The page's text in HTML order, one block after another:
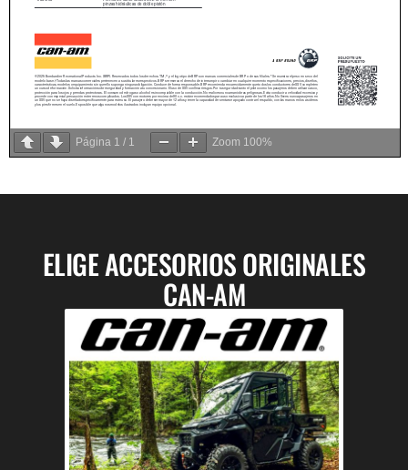
Página 1 / 1 Zoom 100%
ELIGE ACCESORIOS ORIGINALES
CAN-AM